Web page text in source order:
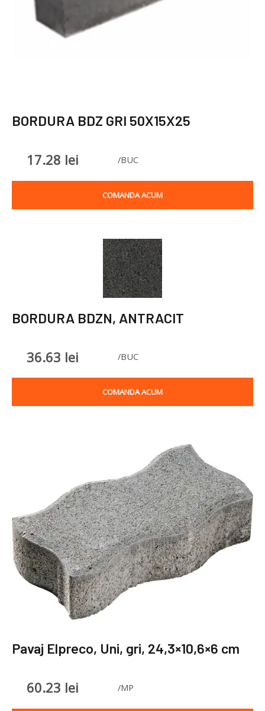
BORDURA BDZ GRI 50X15X25
17.28 lei /BUC
COMANDA ACUM
BORDURA BDZN, ANTRACIT
36.63 lei /BUC
COMANDA ACUM
Pavaj Elpreco, Uni, gri, 24,3×10,6×6 cm
60.23 lei /MP